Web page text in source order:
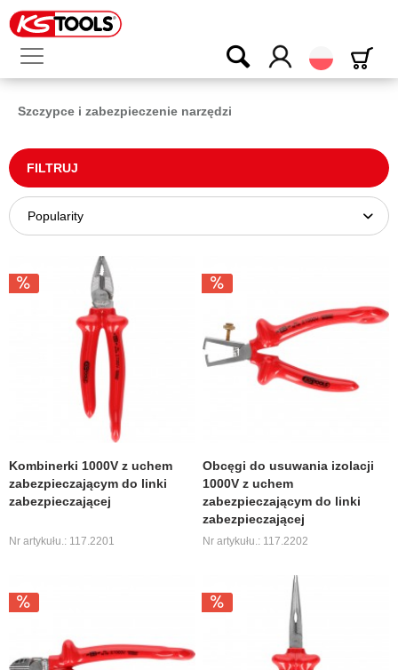
Polski
Szczypce i zabezpieczenie narzędzi
FILTRUJ
Kombinerki 1000V z uchem
zabezpieczającym do linki
zabezpieczającej
Nr artykułu.: 117.2201
Obcęgi do usuwania izolacji
1000V z uchem
zabezpieczającym do linki
zabezpieczającej
Nr artykułu.: 117.2202